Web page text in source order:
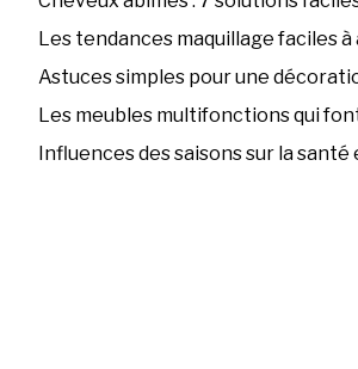
Les tendances maquillage faciles
Astuces simples pour une
Les meubles multifonctions qui
Influences des saisons sur la santé